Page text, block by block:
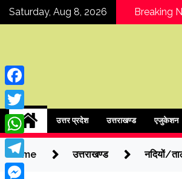
SkipSaturday, Aug 8, 2026 Breaking
COER विश्वविद्यालय में हरेला पर्व
पर वृक्षारोपण एवं वाद-विवाद
प्रतियोगिता
ipressindia
उत्तर प्रदेश उत्तराखण्ड एजुकेशन
Home उत्तराखण्ड नदियों/
Facebook
Twitter
WhatsApp
Telegram